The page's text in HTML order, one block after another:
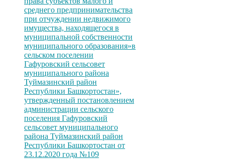
среднего предпринимательства
при отчуждении недвижимого
имущества, находящегося в
муниципальной собственности
муниципального образования»в
сельском поселении
Гафуровский сельсовет
муниципального района
Туймазинский район
Республики Башкортостан»,
утвержденный постановлением
администрации сельского
поселения Гафуровский
сельсовет муниципального
района Туймазинский район
Республики Башкортостан от
23.12.2020 года №109